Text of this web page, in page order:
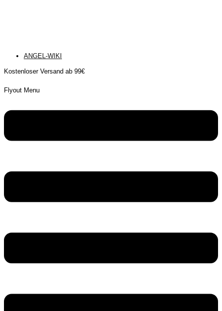
ANGEL-WIKI
Kostenloser Versand ab 99€
Flyout Menu